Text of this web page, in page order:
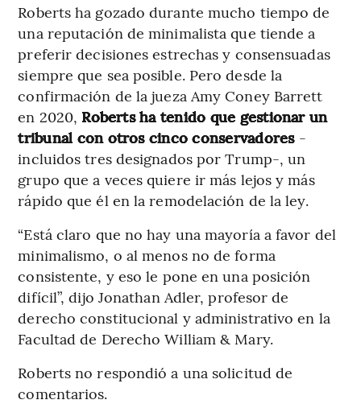
Roberts ha gozado durante mucho tiempo de
una reputación de minimalista que tiende a
preferir decisiones estrechas y consensuadas
siempre que sea posible. Pero desde la
confirmación de la jueza Amy Coney Barrett
en 2020, Roberts ha tenido que gestionar un
tribunal con otros cinco conservadores -
incluidos tres designados por Trump-, un
grupo que a veces quiere ir más lejos y más
rápido que él en la remodelación de la ley.
“Está claro que no hay una mayoría a favor del
minimalismo, o al menos no de forma
consistente, y eso le pone en una posición
difícil”, dijo Jonathan Adler, profesor de
derecho constitucional y administrativo en la
Facultad de Derecho William & Mary.
Roberts no respondió a una solicitud de
comentarios.